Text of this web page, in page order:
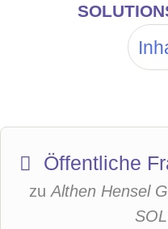
Öffentliche
zu Althen Hensel